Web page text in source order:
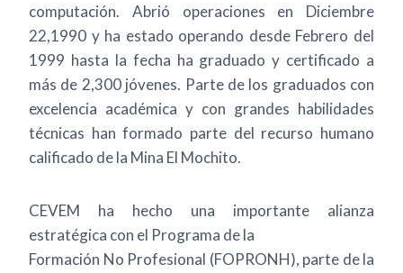
computación. Abrió operaciones en Diciembre
22,1990 y ha estado operando desde Febrero del
1999 hasta la fecha ha graduado y certificado a
más de 2,300 jóvenes. Parte de los graduados con
excelencia académica y con grandes habilidades
técnicas han formado parte del recurso humano
calificado de la Mina El Mochito.
CEVEM ha hecho una importante alianza
estratégica con el Programa de la
Formación No Profesional (FOPRONH), parte de la